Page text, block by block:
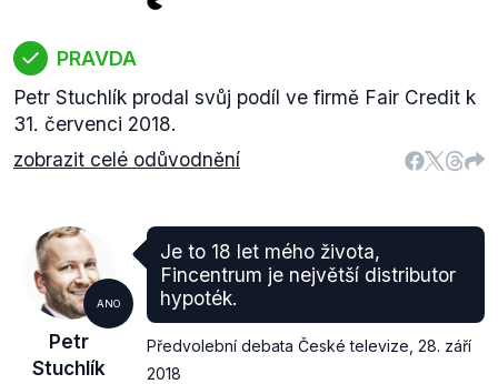
PRAVDA
Petr Stuchlík prodal svůj podíl ve firmě Fair Credit k
31. červenci 2018.
zobrazit celé odůvodnění
ANO
Petr
Stuchlík
Je to 18 let mého života,
Fincentrum je největší distributor
hypoték.
Předvolební debata České televize 28. září
2018